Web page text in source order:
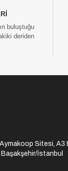
buluştuğu
deriden
Sitesi, A3
İstanbul